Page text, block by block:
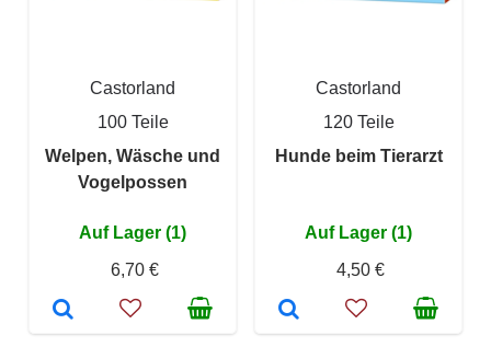
Castorland
100 Teile
Welpen, Wäsche und
Vogelpossen
Auf Lager (1)
6,70 €
Castorland
120 Teile
Hunde beim Tierarzt
Auf Lager (1)
4,50 €